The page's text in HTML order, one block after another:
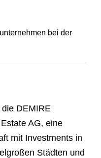
bei der
DEMIRE
AG, eine
mit Investments in
Städten und